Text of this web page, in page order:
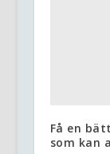
Få en
som kan